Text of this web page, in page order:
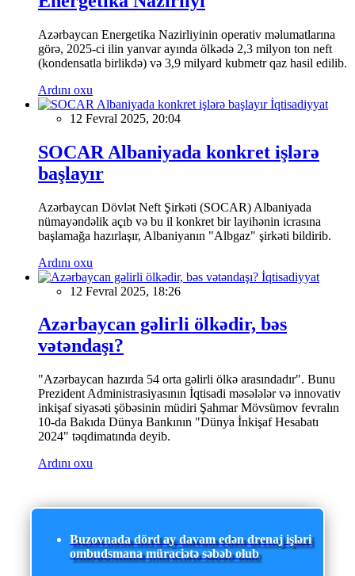
Azərbaycan Energetika Nazirliyinin operativ məlumatlarına
görə, 2025-ci ilin yanvar ayında ölkədə 2,3 milyon ton neft
(kondensatla birlikdə) və 3,9 milyard kubmetr qaz hasil edilib.
Ardını oxu
İqtisadiyyat
12 Fevral 2025, 20:04
SOCAR Albaniyada konkret işlərə
başlayır
Azərbaycan Dövlət Neft Şirkəti (SOCAR) Albaniyada
nümayəndəlik açıb və bu il konkret bir layihənin icrasına
başlamağa hazırlaşır, Albaniyanın "Albgaz" şirkəti bildirib.
Ardını oxu
İqtisadiyyat
12 Fevral 2025, 18:26
Azərbaycan gəlirli ölkədir, bəs
vətəndaşı?
"Azərbaycan hazırda 54 orta gəlirli ölkə arasındadır". Bunu
Prezident Administrasiyasının İqtisadi məsələlər və innovativ
inkişaf siyasəti şöbəsinin müdiri Şahmar Mövsümov fevralın
10-da Bakıda Dünya Bankının "Dünya İnkişaf Hesabatı
2024" təqdimatında deyib.
Ardını oxu
Buzovnada dörd ay davam edən drenaj işləri
ombudsmana müraciətə səbəb olub